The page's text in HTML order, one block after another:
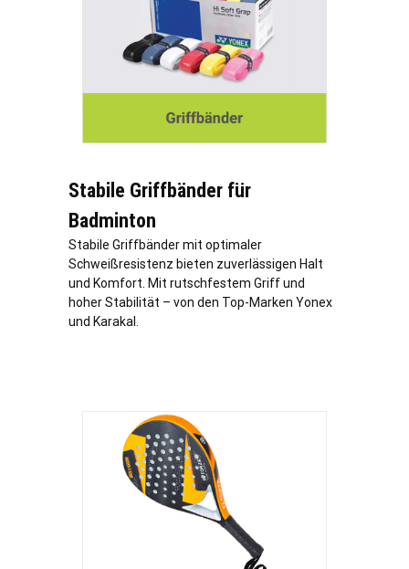
Stabile Griffbänder für
Badminton
Stabile Griffbänder mit optimaler
Schweißresistenz bieten zuverlässigen Halt
und Komfort. Mit rutschfestem Griff und
hoher Stabilität – von den Top-Marken Yonex
und Karakal.